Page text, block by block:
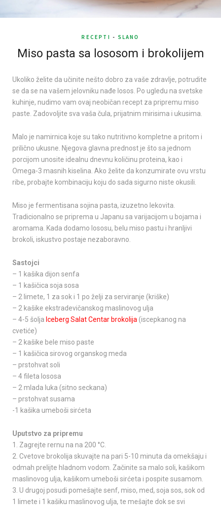
RECEPTI - SLANO
Miso pasta sa lososom i brokolijem
Ukoliko želite da učinite nešto dobro za vaše zdravlje, potrudite
se da se na vašem jelovniku nađe losos. Po ugledu na svetske
kuhinje, nudimo vam ovaj neobičan recept za pripremu miso
paste. Zadovoljite sva vaša čula, prijatnim mirisima i ukusima.
Malo je namirnica koje su tako nutritivno kompletne a pritom i
prilično ukusne. Njegova glavna prednost je što sa jednom
porcijom unosite idealnu dnevnu količinu proteina, kao i
Omega-3 masnih kiselina. Ako želite da konzumirate ovu vrstu
ribe, probajte kombinaciju koju do sada sigurno niste okusili.
Miso je fermentisana sojina pasta, izuzetno lekovita.
Tradicionalno se priprema u Japanu sa varijacijom u bojama i
aromama. Kada dodamo lososu, belu miso pastu i hranljivi
brokoli, iskustvo postaje nezaboravno.
Sastojci
– 1 kašika dijon senfa
– 1 kašičica soja sosa
– 2 limete, 1 za sok i 1 po želji za serviranje (kriške)
– 2 kašike ekstradevičanskog maslinovog ulja
– 4-5 šolja Iceberg Salat Centar brokolija (iscepkanog na
cvetiće)
– 2 kašike bele miso paste
– 1 kašičica sirovog organskog meda
– prstohvat soli
– 4 fileta lososa
– 2 mlada luka (sitno seckana)
– prstohvat susama
-1 kašika umeboši sirćeta
Uputstvo za pripremu
1. Zagrejte rernu na na 200 °C.
2. Cvetove brokolija skuvajte na pari 5-10 minuta da omekšaju i
odmah prelijte hladnom vodom. Začinite sa malo soli, kašikom
maslinovog ulja, kašikom umeboši sirćeta i pospite susamom.
3. U drugoj posudi pomešajte senf, miso, med, soja sos, sok od
1 limete i 1 kašiku maslinovog ulja, te mešajte dok se svi